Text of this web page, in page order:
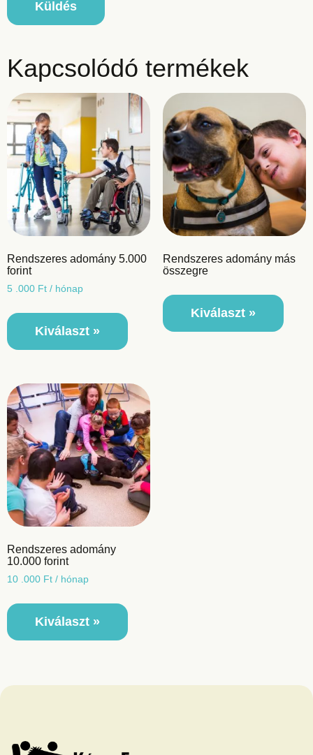
Kapcsolódó termékek
Rendszeres adomány 5.000
forint
5 .000 Ft / hónap
Kiválaszt »
Rendszeres adomány más
összegre
Kiválaszt »
Rendszeres adomány
10.000 forint
10 .000 Ft / hónap
Kiválaszt »